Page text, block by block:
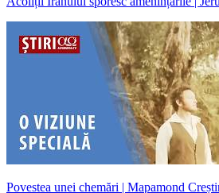
Povestea unei chemări | Mapamond